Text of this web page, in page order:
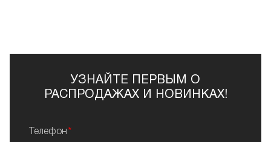
а также помогают избавиться от воспалений и
раздражений. После бальзама не остается жирного
Средства для бороды и усов купить не менее важно,
УЗНАЙТЕ ПЕРВЫМ О
РАСПРОДАЖАХ И НОВИНКАХ!
Телефон